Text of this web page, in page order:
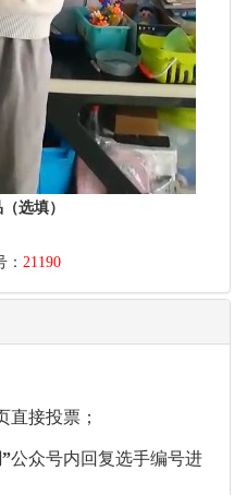
选填）
21190
直接投票；
”公众号内回复选手编号进